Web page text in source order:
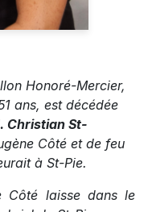
Honoré-Mercier,
ans, est décédée
Christian St-
Côté et de feu
à St-Pie.
Côté laisse dans le